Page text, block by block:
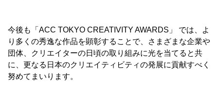
今後も「ACC TOKYO CREATIVITY AWARDS」 では、よ
り多くの秀逸な作品を顕彰することで、さまざまな企業や
団体、クリエイターの日頃の取り組みに光を当てると共
に、更なる日本のクリエイティビティの発展に貢献すべく
努めてまいります。